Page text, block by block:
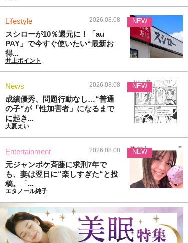
Lifestyle 2026.08.08
スシローが10％還元に！「au
PAY」で今すぐ使いたい“最新お
得...
井上ポイント
NEW
News 2026.08.08
成績優秀、問題行動なし…“普通
の子”が「性加害者」になるまで
に起き...
大夏えい
NEW
Entertainment 2026.08.08
元ジャンポケ斉藤に求刑7年で
も、妻は翌日に“楽しすぎた“と投
稿。「...
エタノール純子
NEW